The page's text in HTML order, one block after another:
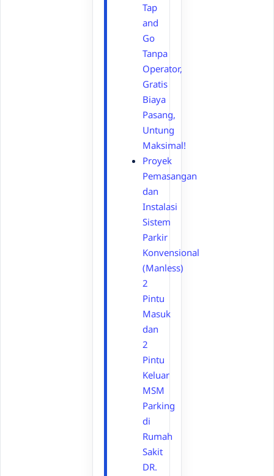
Tap
and
Go
Tanpa
Operator,
Gratis
Biaya
Pasang,
Untung
Maksimal!
Proyek
Pemasangan
dan
Instalasi
Sistem
Parkir
Konvensional
(Manless)
2
Pintu
Masuk
dan
2
Pintu
Keluar
MSM
Parking
di
Rumah
Sakit
DR.